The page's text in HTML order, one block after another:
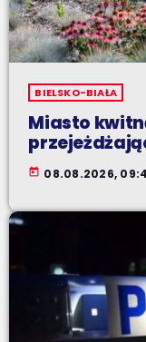
BIELSKO-BIAŁA
Miasto
today 08.08.2026,